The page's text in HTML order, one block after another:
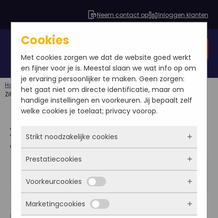
Neem contact op Inloggen klanten
Home
Google Analytics
Zit bovenop je website met aangepaste meldingen
Zit bovenop je website met
aangepaste meldingen
Google Analytics
Cookies
Met cookies zorgen we dat de website goed werkt
en fijner voor je is. Meestal slaan we wat info op om
je ervaring persoonlijker te maken. Geen zorgen:
het gaat niet om directe identificatie, maar om
handige instellingen en voorkeuren. Jij bepaalt zelf
welke cookies je toelaat; privacy voorop.
Strikt noodzakelijke cookies
Deze cookies zorgen ervoor dat de website
überhaupt werkt. Ze zijn dus altijd actief en
kunnen niet worden uitgezet. Meestal worden
ze alleen geplaatst als jij iets doet, zoals
inloggen, een formulier invullen of je
Prestatiecookies
Met deze cookies zien we hoe vaak onze site
bezocht wordt, waar bezoekers vandaan
komen en welke pagina’s populair zijn. Zo
Voorkeurcookies
Deze cookies onthouden jouw voorkeuren.
Marketingcookies